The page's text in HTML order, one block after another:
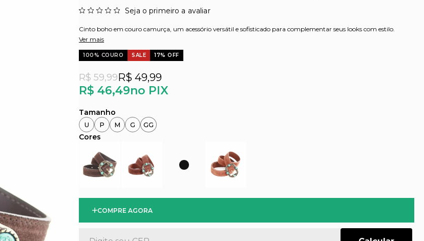
Seja o primeiro a avaliar
Cinto boho em couro camurça, um acessório versátil e sofisticado para complementar seus looks com estilo.
Ver mais
17% OFF
SALE
100% COURO
R$ 46,49no PIX
R$ 59,99R$ 49,99
U P M G GG
COMPRE AGORA